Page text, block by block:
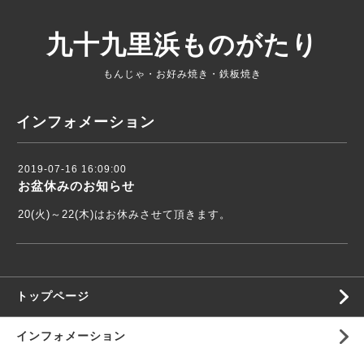
九十九里浜ものがたり
もんじゃ・お好み焼き・鉄板焼き
インフォメーション
2019-07-16 16:09:00
お盆休みのお知らせ
20(火)～22(木)はお休みさせて頂きます。
トップページ
インフォメーション